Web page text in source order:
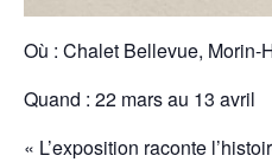
Où : Chalet Bellevue, Morin-
Quand : 22 mars au 13 avril
« L’exposition raconte